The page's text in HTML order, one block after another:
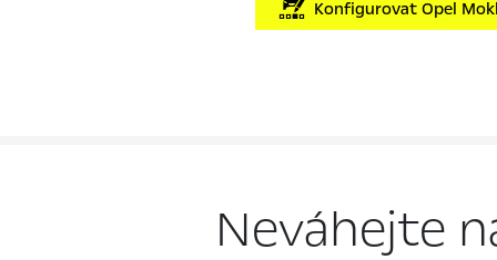
Konfigurovat Opel
Neváhejte